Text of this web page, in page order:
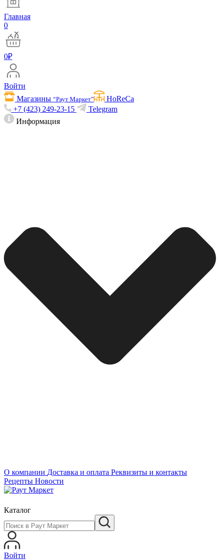
Главная
0
0₽
Войти
Магазины“Раут Маркет”
HoReCa
+7 (423) 249-23-15
Telegram
Информация
О компании Доставка и оплата Реквизиты и контакты
Рецепты Новости
Каталог
Войти